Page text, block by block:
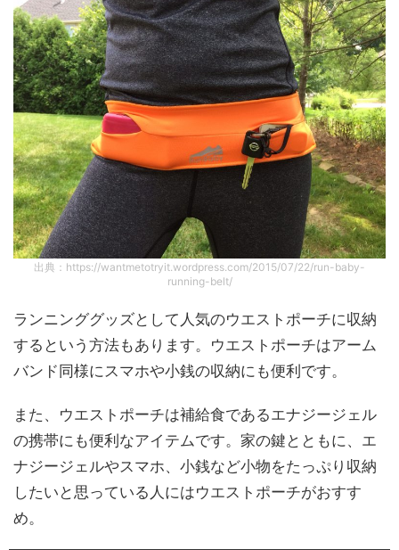
出典：https://wantmetotryit.wordpress.com/2015/07/22/run-baby-
running-belt/
ランニンググッズとして人気のウエストポーチに収納
するという方法もあります。ウエストポーチはアーム
バンド同様にスマホや小銭の収納にも便利です。
また、ウエストポーチは補給食であるエナジージェル
の携帯にも便利なアイテムです。家の鍵とともに、エ
ナジージェルやスマホ、小銭など小物をたっぷり収納
したいと思っている人にはウエストポーチがおすす
め。